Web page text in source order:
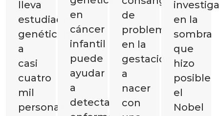
lleva
estudiadas
genéticamente
a
casi
cuatro
mil
personas
en
cáncer
infantil
puede
ayudar
a
detectar
de
problemas
en la
gestación
a
nacer
con
en la
sombra
que
hizo
posible
el
Nobel